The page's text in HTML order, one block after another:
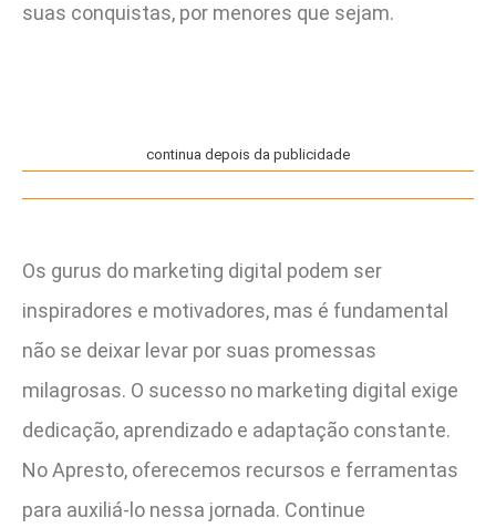
suas conquistas, por menores que sejam.
continua depois da publicidade
Os gurus do marketing digital podem ser
inspiradores e motivadores, mas é fundamental
não se deixar levar por suas promessas
milagrosas. O sucesso no marketing digital exige
dedicação, aprendizado e adaptação constante.
No Apresto, oferecemos recursos e ferramentas
para auxiliá-lo nessa jornada. Continue